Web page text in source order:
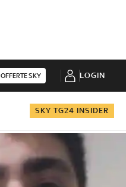
OFFERTE SKY LOGIN
SKY TG24 INSIDER